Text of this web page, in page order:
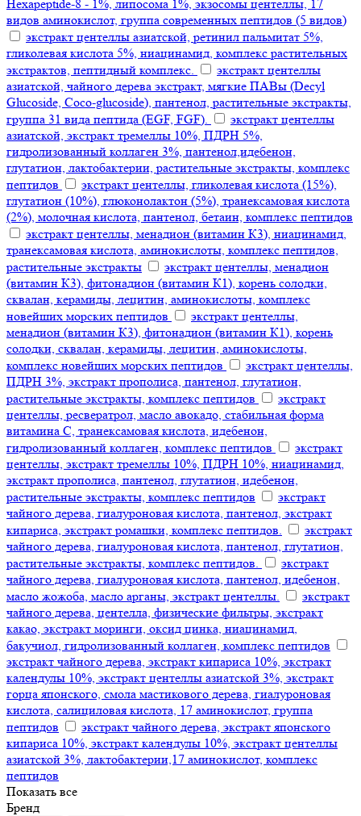
Hexapeptide-8 - 1%, липосома 1%, экзосомы центеллы, 17
видов аминокислот, группа современных пептидов (5 видов)
экстракт центеллы азиатской, ретинил пальмитат 5%,
гликолевая кислота 5%, ниацинамид, комплекс растительных
экстрактов, пептидный комплекс.
экстракт центеллы
азиатской, чайного дерева экстракт, мягкие ПАВы (Decyl
Glucoside, Coco-glucoside), пантенол, растительные экстракты,
группа 31 вида пептида (EGF, FGF).
экстракт центеллы
азиатской, экстракт тремеллы 10%, ПДРН 5%,
гидролизованный коллаген 3%, пантенол,идебенон,
глутатион, лактобактерии, растительные экстракты, комплекс
пептидов
экстракт центеллы, гликолевая кислота (15%),
глутатион (10%), глюконолактон (5%), транексамовая кислота
(2%), молочная кислота, пантенол, бетаин, комплекс пептидов
экстракт центеллы, менадион (витамин К3), ниацинамид,
транексамовая кислота, аминокислоты, комплекс пептидов,
растительные экстракты
экстракт центеллы, менадион
(витамин К3), фитонадион (витамин К1), корень солодки,
сквалан, керамиды, лецитин, аминокислоты, комплекс
новейших морских пептидов
экстракт центеллы,
менадион (витамин К3), фитонадион (витамин К1), корень
солодки, сквалан, керамиды, лецитин, аминокислоты,
комплекс новейших морских пептидов
экстракт центеллы,
ПДРН 3%, экстракт прополиса, пантенол, глутатион,
растительные экстракты, комплекс пептидов
экстракт
центеллы, ресвератрол, масло авокадо, стабильная форма
витамина С, транексамовая кислота, идебенон,
гидролизованный коллаген, комплекс пептидов
экстракт
центеллы, экстракт тремеллы 10%, ПДРН 10%, ниацинамид,
экстракт прополиса, пантенол, глутатион, идебенон,
растительные экстракты, комплекс пептидов
экстракт
чайного дерева, гиалуроновая кислота, пантенол, экстракт
кипариса, экстракт ромашки, комплекс пептидов.
экстракт
чайного дерева, гиалуроновая кислота, пантенол, глутатион,
растительные экстракты, комплекс пептидов.
экстракт
чайного дерева, гиалуроновая кислота, пантенол, идебенон,
масло жожоба, масло арганы, экстракт центеллы.
экстракт
чайного дерева, центелла, физические фильтры, экстракт
какао, экстракт моринги, оксид цинка, ниацинамид,
бакучиол, гидролизованный коллаген, комплекс пептидов
экстракт чайного дерева, экстракт кипариса 10%, экстракт
календулы 10%, экстракт центеллы азиатской 3%, экстракт
горца японского, смола мастикового дерева, гиалуроновая
кислота, салициловая кислота, 17 аминокислот, группа
пептидов
экстракт чайного дерева, экстракт японского
кипариса 10%, экстракт календулы 10%, экстракт центеллы
азиатской 3%, лактобактерии,17 аминокислот, комплекс
пептидов
Показать все
Бренд